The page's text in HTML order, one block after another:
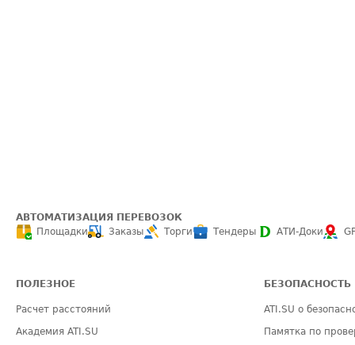
АВТОМАТИЗАЦИЯ ПЕРЕВОЗОК
Площадки
Заказы Торги Тендеры АТИ-Доки
ПОЛЕЗНОЕ
Расчет расстояний
Академия ATI.SU
БЕЗОПАСНОСТЬ
ATI.SU о
Памятка по